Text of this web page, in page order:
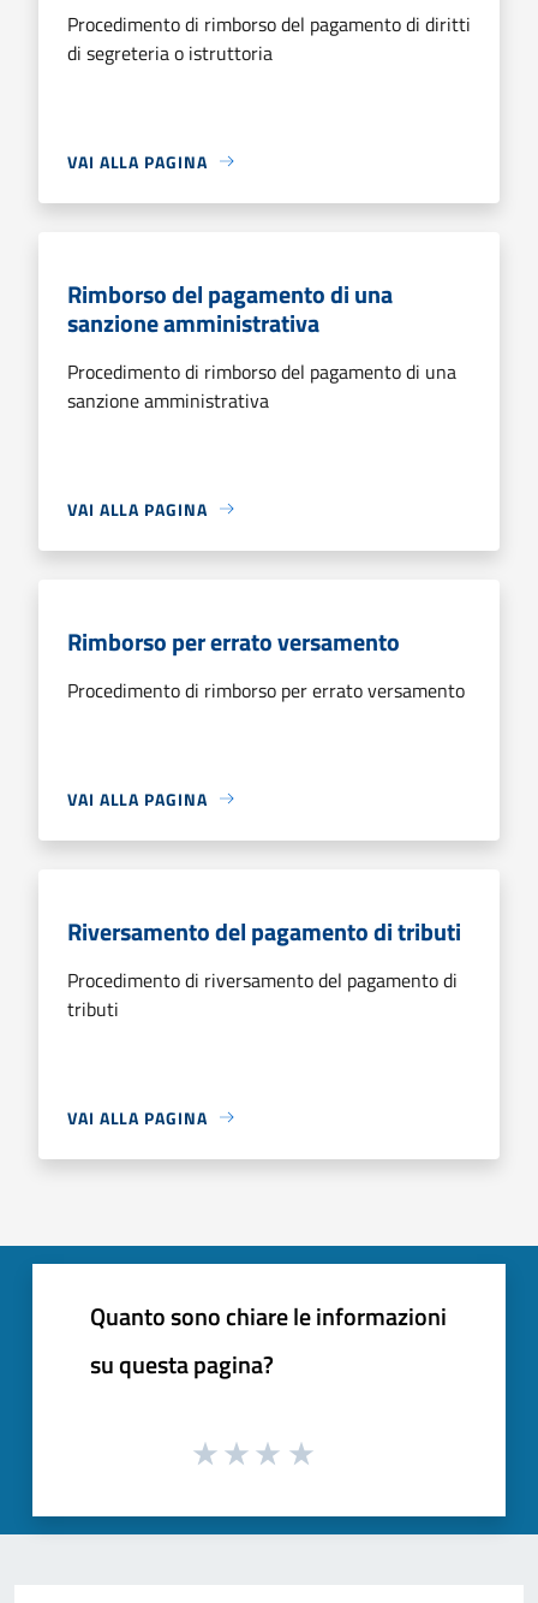
Procedimento di rimborso del pagamento di diritti
di segreteria o istruttoria
VAI ALLA PAGINA
Rimborso del pagamento di una
sanzione amministrativa
Procedimento di rimborso del pagamento di una
sanzione amministrativa
VAI ALLA PAGINA
Rimborso per errato versamento
Procedimento di rimborso per errato versamento
VAI ALLA PAGINA
Riversamento del pagamento di tributi
Procedimento di riversamento del pagamento di
tributi
VAI ALLA PAGINA
Quanto sono chiare le informazioni
su questa pagina?